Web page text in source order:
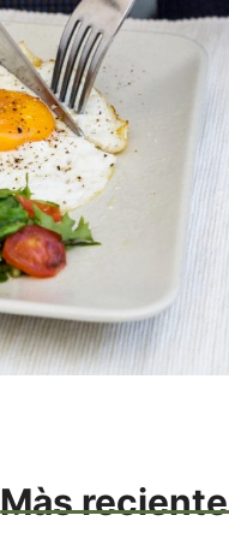
Màs reciente